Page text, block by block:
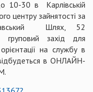
30 в Карлівській
центру зайнятості за
Шлях, 52
груповий захід для
на службу в
в ОНЛАЙН-